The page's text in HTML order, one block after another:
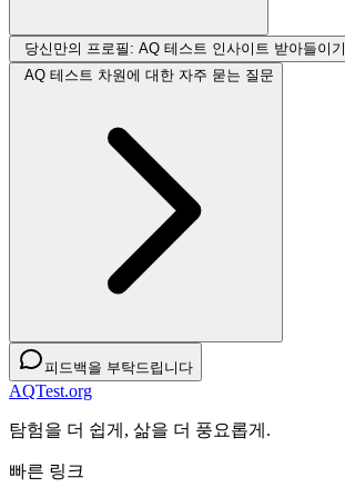
당신만의 프로필: AQ 테스트 인사이트 받아들이기
AQ 테스트 차원에 대한 자주 묻는 질문
피드백을 부탁드립니다
AQTest.org
탐험을 더 쉽게, 삶을 더 풍요롭게.
빠른 링크